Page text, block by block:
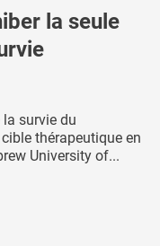
la seule
la survie du
thérapeutique en
University of...